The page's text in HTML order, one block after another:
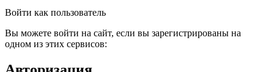
Войти как пользователь
Вы можете войти на сайт, если вы зарегистрированы на
одном из этих сервисов: